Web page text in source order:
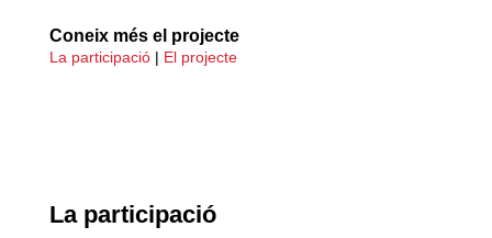
Coneix més el projecte
La participació| El projecte
La participació